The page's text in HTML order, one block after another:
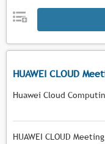
HUAWEI CLOUD
Huawei Cloud
HUAWEI CLOUD